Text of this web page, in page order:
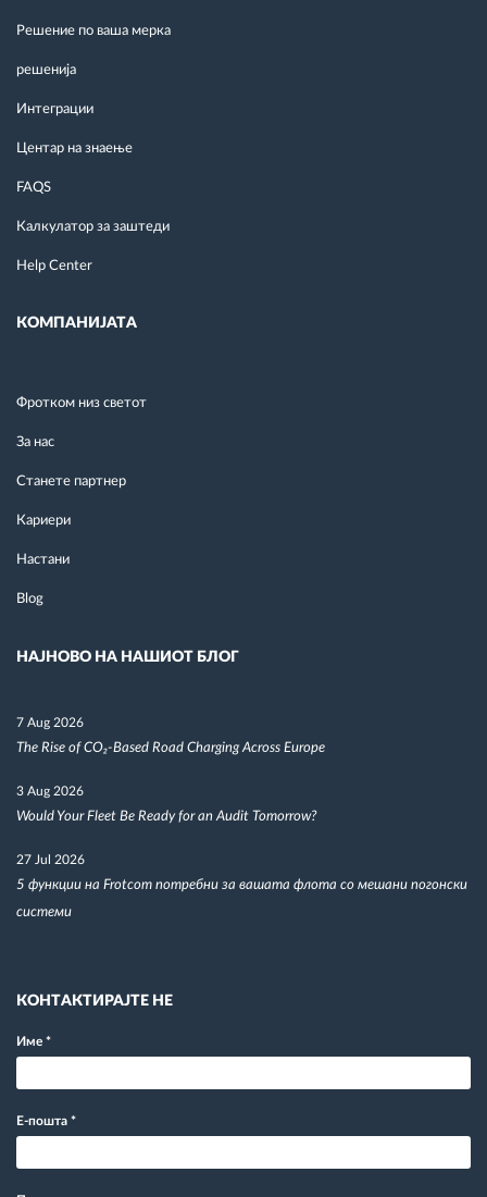
Решение по ваша мерка
решенија
Интеграции
Центар на знаење
FAQS
Калкулатор за заштеди
Help Center
КОМПАНИЈАТА
Фротком низ светот
За нас
Станете партнер
Кариери
Настани
Blog
НАЈНОВО НА НАШИОТ БЛОГ
7 Aug 2026
The Rise of CO₂-Based Road Charging Across Europe
3 Aug 2026
Would Your Fleet Be Ready for an Audit Tomorrow?
27 Jul 2026
5 функции на Frotcom потребни за вашата флота со мешани погонски
системи
КОНТАКТИРАЈТЕ НЕ
Име *
Е-пошта *